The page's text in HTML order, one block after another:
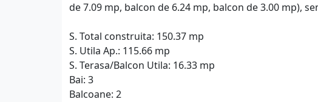
de 7.09 mp, balcon de 6.24 mp, balcon de 3.00 mp),
S. Total construita: 150.37 mp
S. Utila Ap.: 115.66 mp
S. Terasa/Balcon Utila: 16.33 mp
Bai: 3
Balcoane: 2